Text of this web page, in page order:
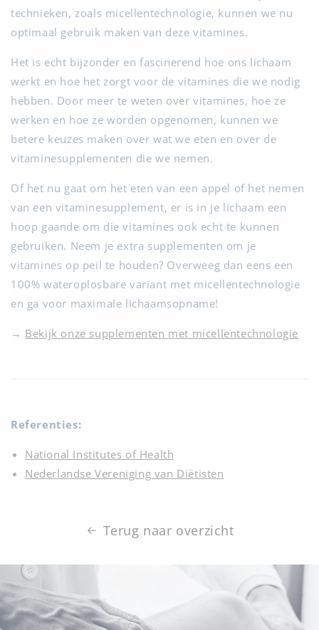
technieken, zoals micellentechnologie, kunnen we nu
optimaal gebruik maken van deze vitamines.
Het is echt bijzonder en fascinerend hoe ons lichaam
werkt en hoe het zorgt voor de vitamines die we nodig
hebben. Door meer te weten over vitamines, hoe ze
werken en hoe ze worden opgenomen, kunnen we
betere keuzes maken over wat we eten en over de
vitaminesupplementen die we nemen.
Of het nu gaat om het eten van een appel of het nemen
van een vitaminesupplement, er is in je lichaam een
hoop gaande om die vitamines ook echt te kunnen
gebruiken. Neem je extra supplementen om je
vitamines op peil te houden? Overweeg dan eens een
100% wateroplosbare variant met micellentechnologie
en ga voor maximale lichaamsopname!
→ Bekijk onze supplementen met micellentechnologie
Referenties:
National Institutes of Health
Nederlandse Vereniging van Diëtisten
Terug naar overzicht